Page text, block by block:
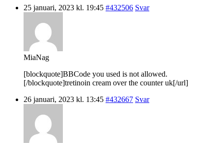
25 januari, 2023 kl. 19:45 #432506 Svar
MiaNag
[blockquote]BBCode you used is not allowed.
[/blockquote]tretinoin cream over the counter uk[/url]
26 januari, 2023 kl. 13:45 #432667 Svar